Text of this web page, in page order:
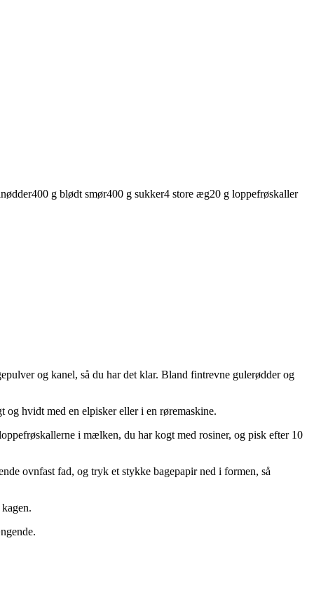
400 g blødt smør400 g sukker4 store æg20 g loppefrøskaller
og kanel, så du har det klar. Bland fintrevne gulerødder og
hvidt med en elpisker eller i en røremaskine.
i mælken, du har kogt med rosiner, og pisk efter 10
ovnfast fad, og tryk et stykke bagepapir ned i formen, så